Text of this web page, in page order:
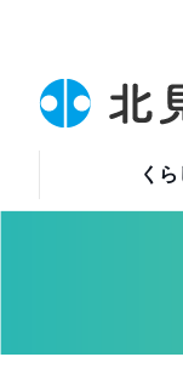
くら